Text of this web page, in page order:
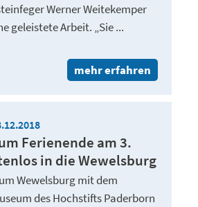
Werner Weitekemper
geleistete Arbeit. „Sie ...
mehr erfahren
Ferienende am 3.
in die Wewelsburg
Wewelsburg mit dem
des Hochstifts Paderborn